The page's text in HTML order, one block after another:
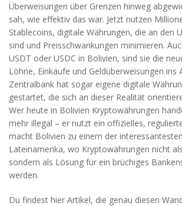
Überweisungen über Grenzen hinweg
sah, wie effektiv das war. Jetzt nutzen
Stablecoins, digitale Währungen, die an den
sind und Preisschwankungen minimieren.
USDT oder USDC in Bolivien, sind sie die
Löhne, Einkäufe und Geldüberweisungen ins
Zentralbank hat sogar eigene digitale
gestartet, die sich an dieser Realität
Wer heute in Bolivien Kryptowährungen
mehr illegal – er nutzt ein offizielles,
macht Bolivien zu einem der
Lateinamerika, wo Kryptowährungen nicht
sondern als Lösung für ein brüchiges
werden.
Du findest hier Artikel, die genau diesen